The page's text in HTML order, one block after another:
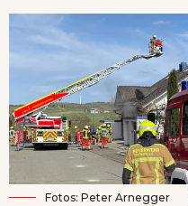
Fotos: Peter Arnegger